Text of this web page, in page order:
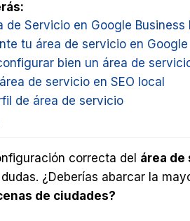
Servicio en Google Business
tu área de servicio en Google
bien un área de
de servicio en SEO local
de área de servicio
correcta del área de
¿Deberías abarcar la
de ciudades?